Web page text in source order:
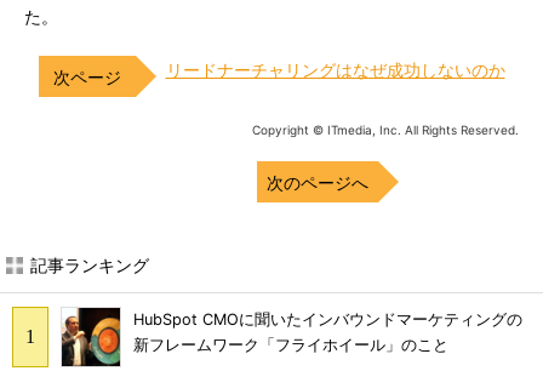
た。
リードナーチャリングはなぜ成功しないのか
Copyright © ITmedia, Inc. All Rights Reserved.
次のページへ
記事ランキング
HubSpot CMOに聞いたインバウンドマーケティングの
新フレームワーク「フライホイール」のこと